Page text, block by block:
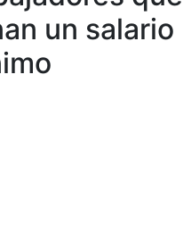
un salario